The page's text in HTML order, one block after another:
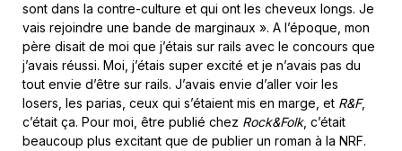
sont dans la contre-culture et qui ont les cheveux longs. Je
vais rejoindre une bande de marginaux ». A l’époque, mon
père disait de moi que j’étais sur rails avec le concours que
j’avais réussi. Moi, j’étais super excité et je n’avais pas du
tout envie d’être sur rails. J’avais envie d’aller voir les
losers, les parias, ceux qui s’étaient mis en marge, et R&F,
c’était ça. Pour moi, être publié chez Rock&Folk, c’était
beaucoup plus excitant que de publier un roman à la NRF.